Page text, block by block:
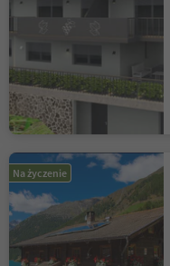
Na życzenie